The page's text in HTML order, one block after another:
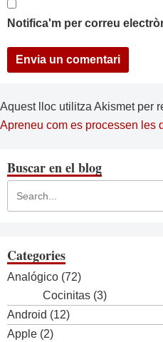
Notifica'm per correu
Aquest lloc utilitza Akismet per
Apreneu com es processen les
Buscar en el blog
Categories
Analógico (72)
Cocinitas (3)
Android (12)
Apple (2)